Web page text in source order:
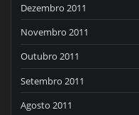
Dezembro 2011
Novembro 2011
Outubro 2011
Setembro 2011
Agosto 2011